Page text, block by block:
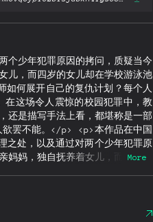
个少年犯罪原因的拷问，质疑当今
儿，而四岁的女儿却在学校游泳池
如何展开自己的复仇计划？每个人
这场令人震惊的校园犯罪中，教
还是描写手法上看，都堪称是一部
欲罢不能。</p> <p>本作品在中国
处，以及通过对两个少年犯罪原
妈，独自抚养着女儿，而四岁的
是从社会意义，还是描写手法上
，步步惊心，让人欲罢不能。</p>
More